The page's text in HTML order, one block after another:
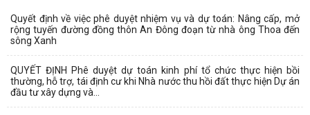
Quyết định về việc phê duyệt nhiệm vụ và dự toán: Nâng cấp, mở
rộng tuyến đường đồng thôn An Đông đoạn từ nhà ông Thoa đến
sông Xanh
QUYẾT ĐỊNH Phê duyệt dự toán kinh phí tổ chức thực hiện bồi
thường, hỗ trợ, tái định cư khi Nhà nước thu hồi đất thực hiện Dự án
đầu tư xây dựng và...